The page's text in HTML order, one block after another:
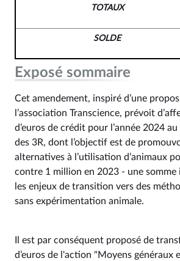
TOTAUX
SOLDE
Exposé sommaire
Cet amendement, inspiré d’une
l’association Transcience, prévoit
d’euros de crédit pour l’année 2024
des 3R, dont l’objectif est de
alternatives à l’utilisation d’animaux
contre 1 million en 2023 - une
les enjeux de transition vers des
sans expérimentation animale.
Il est par conséquent proposé de
d’euros de l'action "Moyens généraux